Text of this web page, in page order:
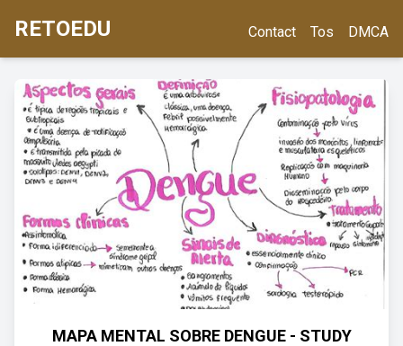
RETOEDU Contact Tos DMCA
MAPA MENTAL SOBRE DENGUE - STUDY